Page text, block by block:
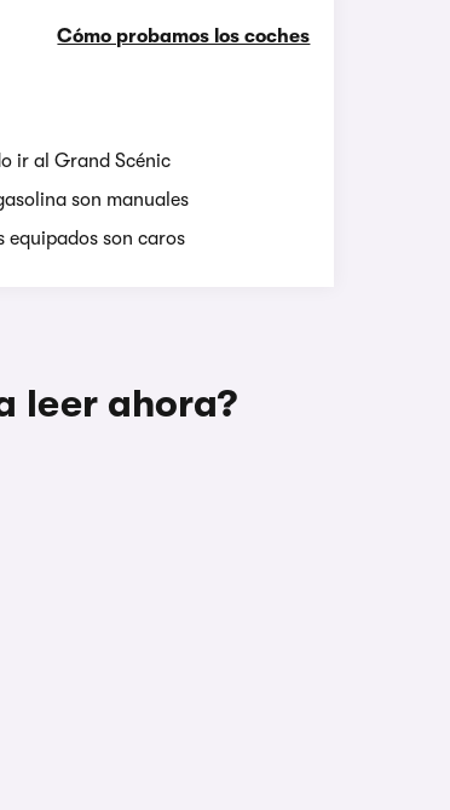
Cómo probamos los coches
ir al Grand Scénic
son manuales
equipados son caros
leer ahora?